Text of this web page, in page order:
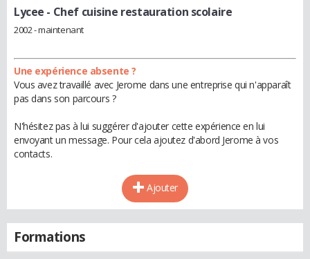
Lycee - Chef cuisine restauration scolaire
2002 - maintenant
Une expérience absente ?
Vous avez travaillé avec Jerome dans une entreprise qui n'apparaît
pas dans son parcours ?
N'hésitez pas à lui suggérer d'ajouter cette expérience en lui
envoyant un message. Pour cela ajoutez d'abord Jerome à vos
contacts.
Ajouter
Formations